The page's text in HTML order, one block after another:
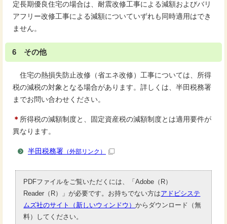
定長期優良住宅の場合は、耐震改修工事による減額およびバリ
アフリー改修工事による減額についていずれも同時適用はでき
ません。
6 その他
住宅の熱損失防止改修（省エネ改修）工事については、所得
税の減税の対象となる場合があります。詳しくは、半田税務署
までお問い合わせください。
＊ 所得税の減額制度と、固定資産税の減額制度とは適用要件が
異なります。
半田税務署 （外部リンク）
PDFファイルをご覧いただくには、「Adobe（R）
Reader（R）」が必要です。お持ちでない方はアドビシステ
ムズ社のサイト（新しいウィンドウ）からダウンロード（無
料）してください。